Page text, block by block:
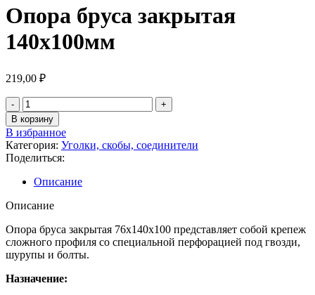
Опора бруса закрытая
140х100мм
219,00 ₽
В корзину
В избранное
Категория: Уголки, скобы, соединители
Поделиться:
Описание
Описание
Опора бруса закрытая 76х140х100 представляет собой крепеж
сложного профиля со специальной перфорацией под гвозди,
шурупы и болты.
Назначение: